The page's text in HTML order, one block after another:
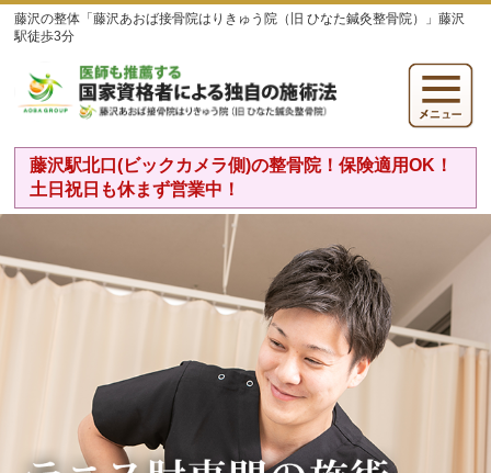
藤沢の整体「藤沢あおば接骨院はりきゅう院（旧 ひなた鍼灸整骨院）」藤沢
駅徒歩3分
藤沢駅北口(ビックカメラ側)の整骨院！保険適用OK！
土日祝日も休まず営業中！